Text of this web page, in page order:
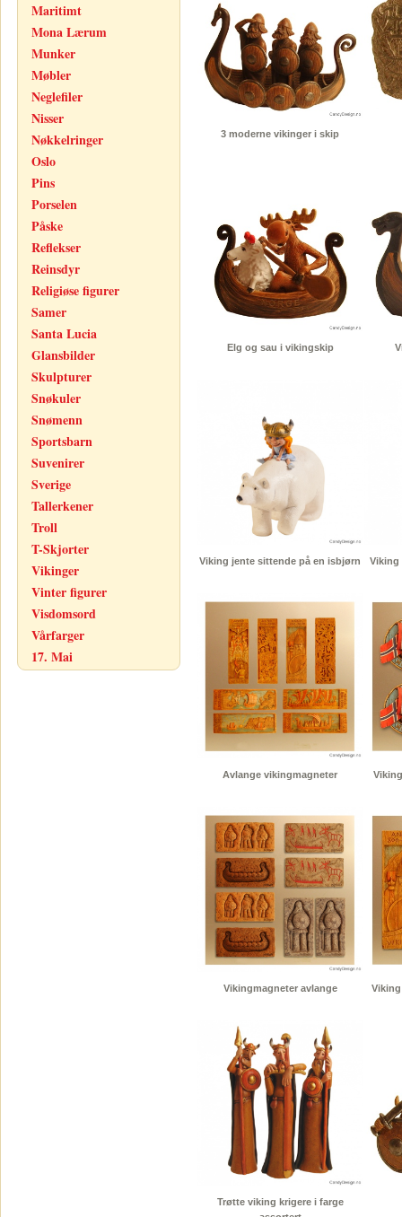
Maritimt
Mona Lærum
Munker
Møbler
Neglefiler
Nisser
Nøkkelringer
Oslo
Pins
Porselen
Påske
Reflekser
Reinsdyr
Religiøse figurer
Samer
Santa Lucia
Glansbilder
Skulpturer
Snøkuler
Snømenn
Sportsbarn
Suvenirer
Sverige
Tallerkener
Troll
T-Skjorter
Vikinger
Vinter figurer
Visdomsord
Vårfarger
17. Mai
3 moderne vikinger i skip
Elg og sau i vikingskip
Viking jente sittende på en isbjørn Viking
Avlange vikingmagneter
Vikingmagneter avlange
Trøtte viking krigere i farge